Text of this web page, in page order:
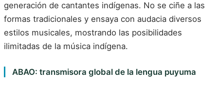
generación de cantantes indígenas. No se ciñe a las
formas tradicionales y ensaya con audacia diversos
estilos musicales, mostrando las posibilidades
ilimitadas de la música indígena.
ABAO: transmisora global de la lengua puyuma